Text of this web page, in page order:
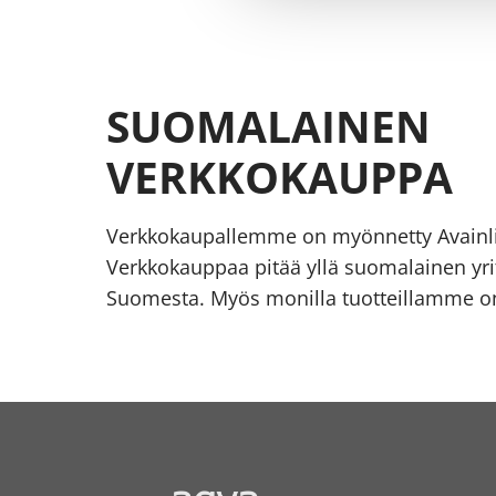
SUOMALAINEN
VERKKOKAUPPA
Verkkokaupallemme on myönnetty
Verkkokauppaa pitää yllä suomalainen
Suomesta. Myös monilla tuotteillamme